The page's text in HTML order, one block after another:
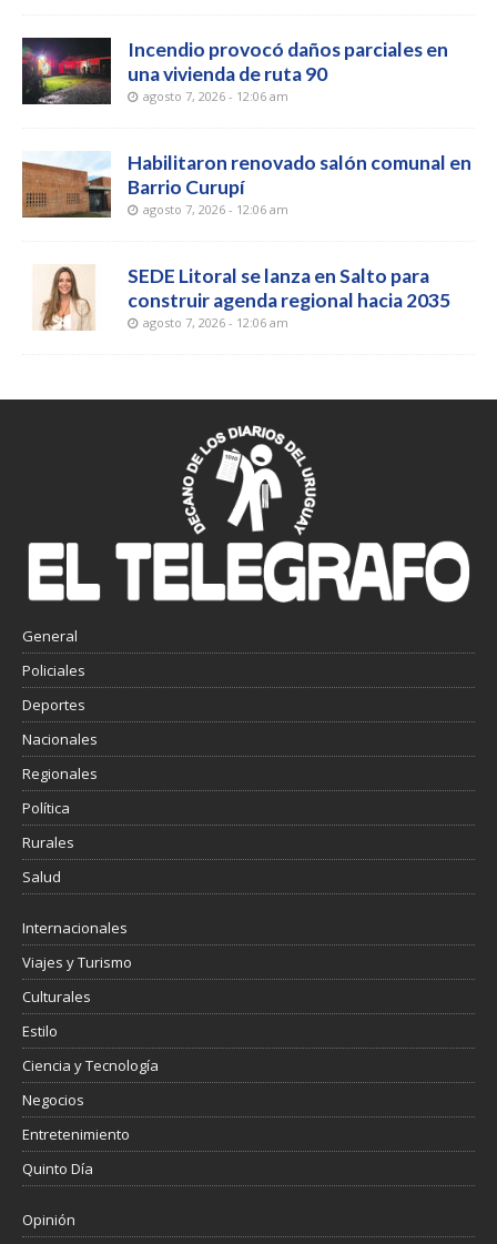
Incendio provocó daños parciales en
una vivienda de ruta 90
agosto 7, 2026 - 12:06 am
Habilitaron renovado salón comunal en
Barrio Curupí
agosto 7, 2026 - 12:06 am
SEDE Litoral se lanza en Salto para
construir agenda regional hacia 2035
agosto 7, 2026 - 12:06 am
General
Policiales
Deportes
Nacionales
Regionales
Política
Rurales
Salud
Internacionales
Viajes y Turismo
Culturales
Estilo
Ciencia y Tecnología
Negocios
Entretenimiento
Quinto Día
Opinión